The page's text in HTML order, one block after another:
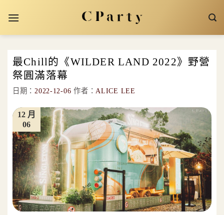
最Chill的《WILDER LAND 2022》野營
祭圓滿落幕
日期：2022-12-06 作者：ALICE LEE
06
12 月